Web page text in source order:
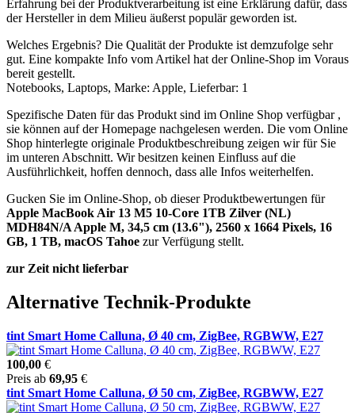
Erfahrung bei der Produktverarbeitung ist eine Erklärung dafür, dass
der Hersteller in dem Milieu äußerst populär geworden ist.
Welches Ergebnis? Die Qualität der Produkte ist demzufolge sehr
gut. Eine kompakte Info vom Artikel hat der Online-Shop im Voraus
bereit gestellt.
Notebooks, Laptops, Marke: Apple, Lieferbar: 1
Spezifische Daten für das Produkt sind im Online Shop verfügbar ,
sie können auf der Homepage nachgelesen werden. Die vom Online
Shop hinterlegte originale Produktbeschreibung zeigen wir für Sie
im unteren Abschnitt. Wir besitzen keinen Einfluss auf die
Ausführlichkeit, hoffen dennoch, dass alle Infos weiterhelfen.
Gucken Sie im Online-Shop, ob dieser Produktbewertungen für
Apple MacBook Air 13 M5 10-Core 1TB Zilver (NL)
MDH84N/A Apple M, 34,5 cm (13.6"), 2560 x 1664 Pixels, 16
GB, 1 TB, macOS Tahoe zur Verfügung stellt.
zur Zeit nicht lieferbar
Alternative Technik-Produkte
tint Smart Home Calluna, Ø 40 cm, ZigBee, RGBWW, E27
100,00 €
Preis ab 69,95 €
tint Smart Home Calluna, Ø 50 cm, ZigBee, RGBWW, E27